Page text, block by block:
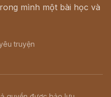
mình một bài học và
truyện